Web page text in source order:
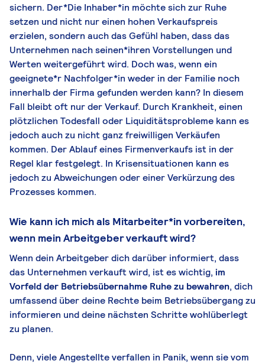
sichern. Der*Die Inhaber*in möchte sich zur Ruhe
setzen und nicht nur einen hohen Verkaufspreis
erzielen, sondern auch das Gefühl haben, dass das
Unternehmen nach seinen*ihren Vorstellungen und
Werten weitergeführt wird. Doch was, wenn ein
geeignete*r Nachfolger*in weder in der Familie noch
innerhalb der Firma gefunden werden kann? In diesem
Fall bleibt oft nur der Verkauf. Durch Krankheit, einen
plötzlichen Todesfall oder Liquiditätsprobleme kann es
jedoch auch zu nicht ganz freiwilligen Verkäufen
kommen. Der Ablauf eines Firmenverkaufs ist in der
Regel klar festgelegt. In Krisensituationen kann es
jedoch zu Abweichungen oder einer Verkürzung des
Prozesses kommen.
Wie kann ich mich als Mitarbeiter*in vorbereiten,
wenn mein Arbeitgeber verkauft wird?
Wenn dein Arbeitgeber dich darüber informiert, dass
das Unternehmen verkauft wird, ist es wichtig, im
Vorfeld der Betriebsübernahme Ruhe zu bewahren, dich
umfassend über deine Rechte beim Betriebsübergang zu
informieren und deine nächsten Schritte wohlüberlegt
zu planen.
Denn, viele Angestellte verfallen in Panik, wenn sie vom